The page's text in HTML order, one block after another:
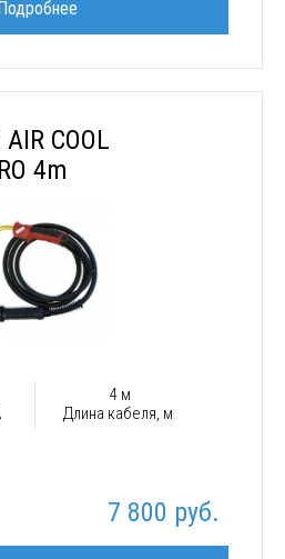
COOL
4m
4 м
Длина кабеля, м
7 800 руб.